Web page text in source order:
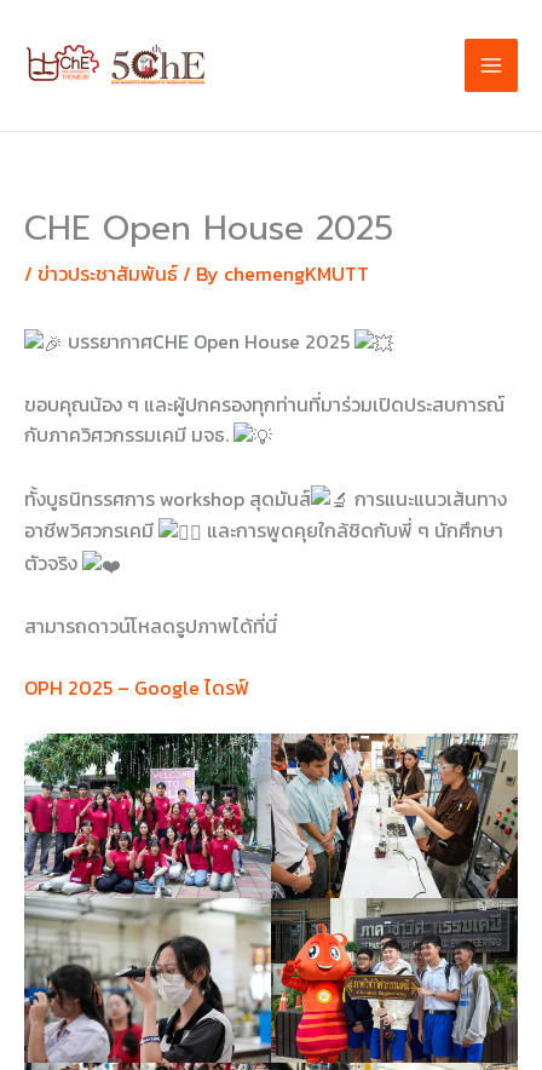
content
CHE Open House 2025
/ ข่าวประชาสัมพันธ์/ By chemengKMUTT
บรรยากาศCHE Open House 2025
ขอบคุณน้อง ๆ และผู้ปกครองทุกท่านที่มาร่วมเปิดประสบการณ์
กับภาควิศวกรรมเคมี มจธ.
ทั้งบูธนิทรรศการ workshop สุดมันส์
การแนะแนวเส้นทาง
อาชีพวิศวกรเคมี
และการพูดคุยใกล้ชิดกับพี่ ๆ นักศึกษา
ตัวจริง
สามารถดาวน์โหลดรูปภาพได้ที่นี่
OPH 2025 – Google ไดรฟ์